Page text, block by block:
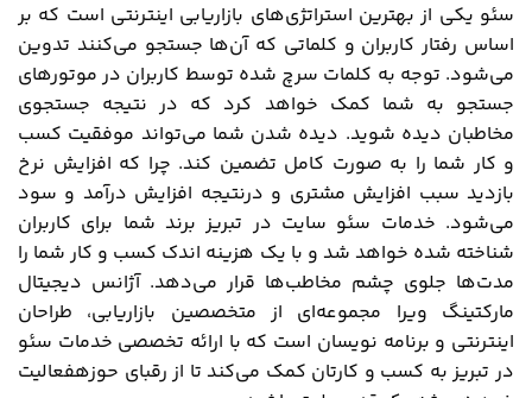
سئو یکی از بهترین استراتژی‌های بازاریابی اینترنتی است که بر
اساس رفتار کاربران و کلماتی که آن‌ها جستجو می‌کنند تدوین
می‌شود. توجه به کلمات سرچ شده توسط کاربران در موتورهای
جستجو به شما کمک خواهد کرد که در نتیجه جستجوی
مخاطبان دیده شوید. دیده شدن شما می‌تواند موفقیت کسب
‌و کار شما را به صورت کامل تضمین کند. چرا که افزایش نرخ
بازدید سبب افزایش مشتری و درنتیجه افزایش درآمد و سود
می‌شود. خدمات سئو سایت در تبریز برند شما برای کاربران
شناخته ‌شده خواهد شد و با یک هزینه اندک کسب ‌و کار شما را
مدت‌ها جلوی چشم مخاطب‌ها قرار می‌دهد. آژانس دیجیتال
مارکتینگ ویرا مجموعه‌ای از متخصصین بازاریابی، طراحان
اینترنتی و برنامه نویسان است که با ارائه تخصصی خدمات سئو
در تبریز به کسب ‌و کارتان کمک می‌کند تا از رقبای حوزهفعالیت